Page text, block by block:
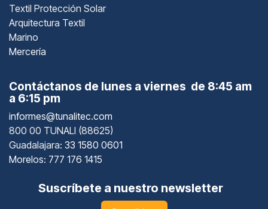
Textil Protección Solar
Arquitectura Textil
Marino
Mercería
Contáctanos de lunes a viernes de 8:45 am
a 6:15 pm
informes@tunalitec.com
800 00 TUNALI (88625)
Guadalajara: 33 1580 0601
Morelos: 777 176 1415
Suscríbete a nuestro newsletter